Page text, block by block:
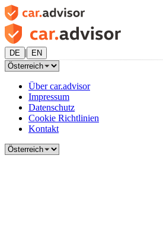
DE | EN
Über car.advisor
Impressum
Datenschutz
Cookie Richtlinien
Kontakt